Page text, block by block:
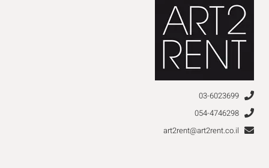
03-6023699
054-4746298
art2rent@art2rent.co.il